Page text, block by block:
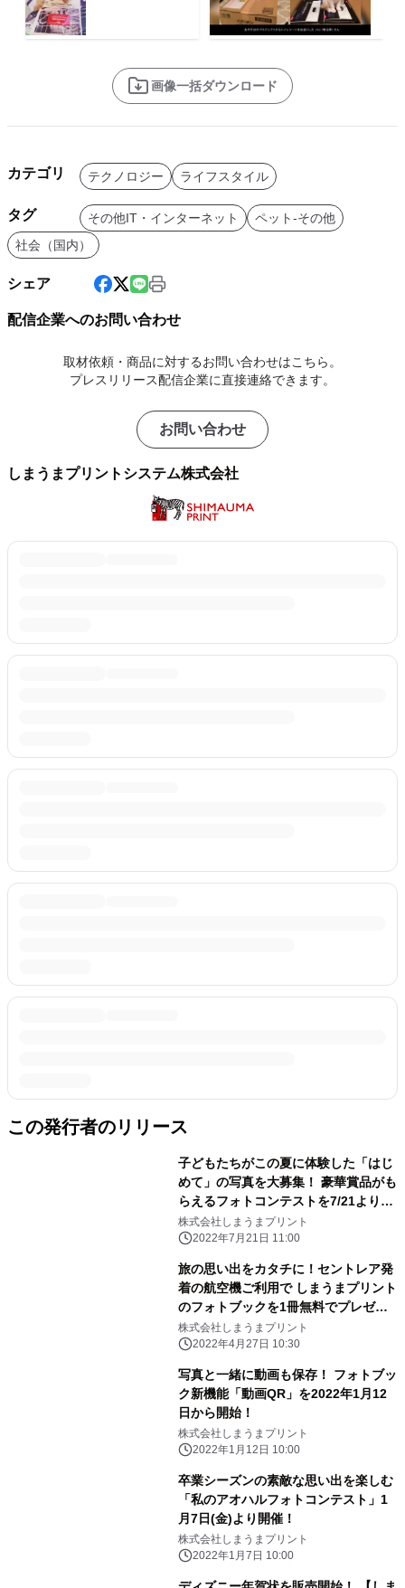
画像一括ダウンロード
カテゴリ テクノロジー ライフスタイル
タグ その他IT・インターネット
ペット-その他
社会（国内）
シェア
配信企業へのお問い合わせ
取材依頼・商品に対するお問い合わせはこちら。
プレスリリース配信企業に直接連絡できます。
お問い合わせ
しまうまプリントシステム株式会社
この発行者のリリース
子どもたちがこの夏に体験した「はじ
めて」の写真を大募集！ 豪華賞品がも
らえるフォトコンテストを7/21より開
催
株式会社しまうまプリント
2022年7月21日 11:00
旅の思い出をカタチに！セントレア発
着の航空機ご利用で しまうまプリント
のフォトブックを1冊無料でプレゼン
ト
株式会社しまうまプリント
2022年4月27日 10:30
写真と一緒に動画も保存！ フォトブッ
ク新機能「動画QR」を2022年1月12
日から開始！
株式会社しまうまプリント
2022年1月12日 10:00
卒業シーズンの素敵な思い出を楽しむ
「私のアオハルフォトコンテスト」1
月7日(金)より開催！
株式会社しまうまプリント
2022年1月7日 10:00